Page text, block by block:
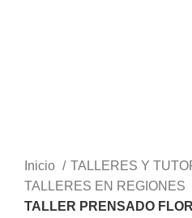
Inicio
TALLERES Y
TALLERES EN REGIONES
TALLER PRENSADO